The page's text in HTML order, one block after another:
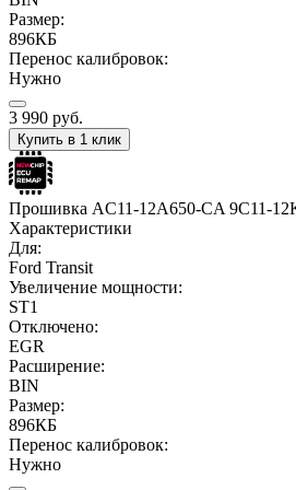
Размер:
896КБ
Перенос калибровок:
Нужно
3 990 руб.
Купить в 1 клик
Прошивка AC11-12A650-CA 9C11-
Характеристики
Для:
Ford Transit
Увеличение мощности:
ST1
Отключено:
EGR
Расширение:
BIN
Размер:
896КБ
Перенос калибровок:
Нужно